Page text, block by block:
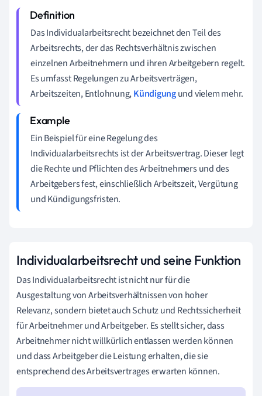
Das Individualarbeitsrecht bezeichnet den Teil des
Arbeitsrechts, der das Rechtsverhältnis zwischen
einzelnen Arbeitnehmern und ihren Arbeitgebern regelt.
Es umfasst Regelungen zu Arbeitsverträgen,
Arbeitszeiten, Entlohnung,Kündigungund vielem mehr.
Ein Beispiel für eine Regelung des
Individualarbeitsrechts ist der Arbeitsvertrag. Dieser legt
die Rechte und Pflichten des Arbeitnehmers und des
Arbeitgebers fest, einschließlich Arbeitszeit, Vergütung
und Kündigungsfristen.
Individualarbeitsrecht und seine Funktion
Das Individualarbeitsrecht ist nicht nur für die
Ausgestaltung von Arbeitsverhältnissen von hoher
Relevanz, sondern bietet auch Schutz und Rechtssicherheit
für Arbeitnehmer und Arbeitgeber. Es stellt sicher, dass
Arbeitnehmer nicht willkürlich entlassen werden können
und dass Arbeitgeber die Leistung erhalten, die sie
entsprechend des Arbeitsvertrages erwarten können.